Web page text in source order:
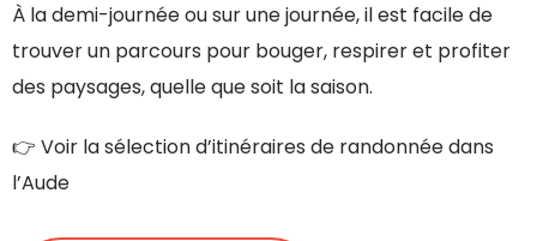
À la demi-journée ou sur une journée, il est facile de
trouver un parcours pour bouger, respirer et profiter
des paysages, quelle que soit la saison.
👉 Voir la sélection d’itinéraires de randonnée dans
l’Aude